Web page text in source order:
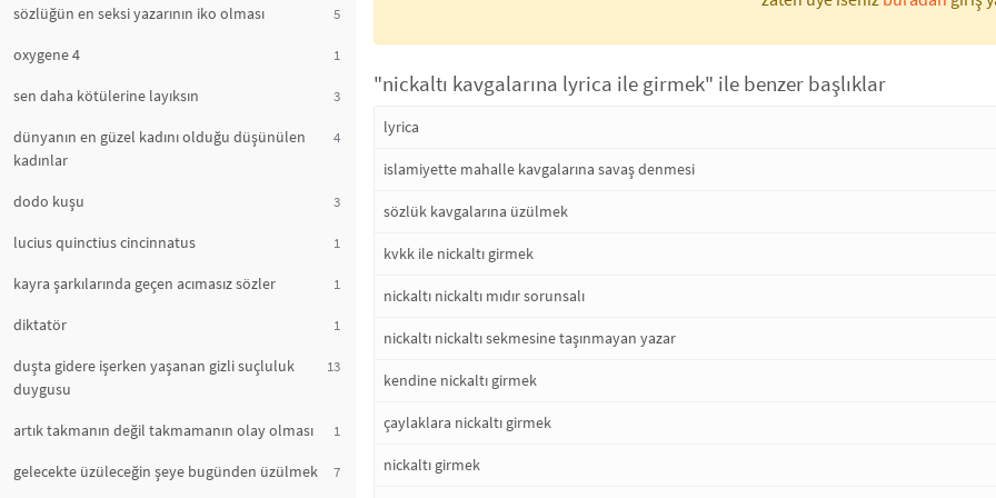
sözlüğün en seksi yazarının iko olması 5
oxygene 4 1
sen daha kötülerine layıksın 3
dünyanın en güzel kadını olduğu düşünülen
kadınlar
4
dodo kuşu 3
lucius quinctius cincinnatus 1
kayra şarkılarında geçen acımasız sözler 1
diktatör 1
duşta gidere işerken yaşanan gizli suçluluk
duygusu
13
artık takmanın değil takmamanın olay olması 1
gelecekte üzüleceğin şeye bugünden üzülmek 7
"nickaltı kavgalarına lyrica ile girmek" ile benzer başlıklar
lyrica
islamiyette mahalle kavgalarına savaş denmesi
sözlük kavgalarına üzülmek
kvkk ile nickaltı girmek
nickaltı nickaltı mıdır sorunsalı
nickaltı nickaltı sekmesine taşınmayan yazar
kendine nickaltı girmek
çaylaklara nickaltı girmek
nickaltı girmek